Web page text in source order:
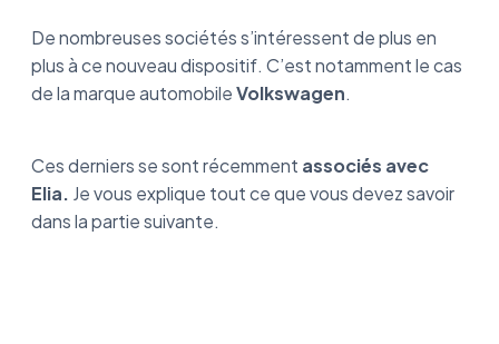
De nombreuses sociétés s’intéressent de plus en
plus à ce nouveau dispositif. C’est notamment le cas
de la marque automobileVolkswagen.
Ces derniers se sont récemment associés avec
Elia. Je vous explique tout ce que vous devez savoir
dans la partie suivante.